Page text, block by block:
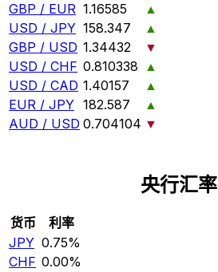
GBP / EUR 1.16585
▲
USD / JPY 158.347
▲
GBP / USD 1.34432
▼
USD / CHF 0.810338 ▲
USD / CAD 1.40157
▲
EUR / JPY 182.587
▲
AUD / USD 0.704104 ▼
央行汇率
货币
利率
JPY 0.75%
CHF 0.00%